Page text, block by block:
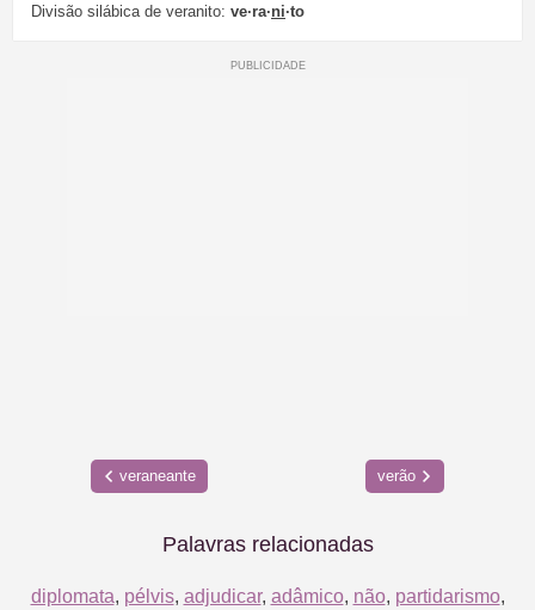
Divisão silábica de veranito: ve·ra·ni·to
veraneante verão
Palavras relacionadas
diplomata, pélvis, adjudicar, adâmico, não, partidarismo,